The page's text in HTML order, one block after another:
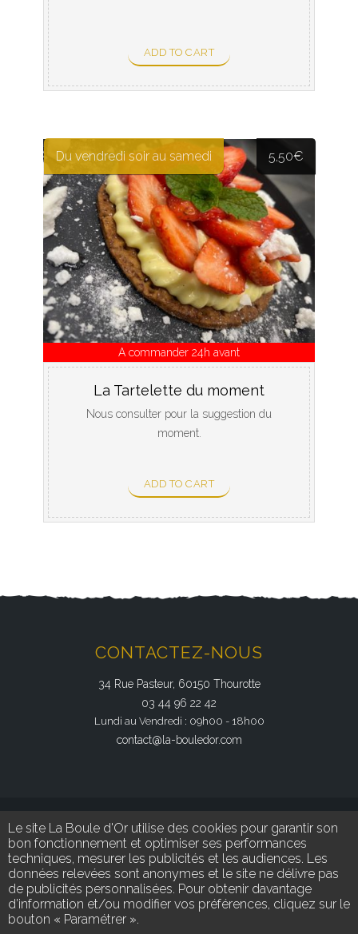
ADD TO CART
A commander 24h avant
Du vendredi soir au samedi 5,50€
La Tartelette du moment
Nous consulter pour la suggestion du
moment.
ADD TO CART
CONTACTEZ-NOUS
34 Rue Pasteur, 60150 Thourotte
03 44 96 22 42
Lundi au Vendredi : 09h00 - 18h00
contact@la-bouledor.com
SUIVEZ-NOUS
Retrouvez-nous sur nos réseaux sociaux
Le site La Boule d'Or utilise des cookies pour garantir son
bon fonctionnement et optimiser ses performances
techniques, mesurer les publicités et les audiences. Les
données relevées sont anonymes et le site ne délivre pas
de publicités personnalisées. Pour obtenir davantage
d’information et/ou modifier vos préférences, cliquez sur le
bouton « Paramétrer ».